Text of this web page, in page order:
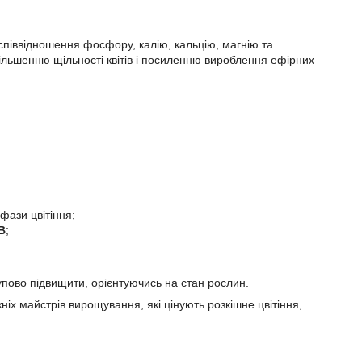
фосфору, калію, кальцію, магнію та
щільності квітів і посиленню вироблення ефірних
цвітіння;
;
підвищити, орієнтуючись на стан рослин.
майстрів вирощування, які цінують розкішне цвітіння,